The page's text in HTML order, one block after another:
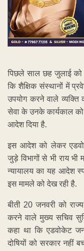
पिछले साल छह जुलाई
कि शैक्षिक संस्थानों में
उपयोग करने वाले व्यक्ति
सेवा के उनके कार्यकाल को
आदेश दिया है.
इस आदेश को लेकर
जुड़े विभागों से भी राय भी
न्यायालय का यह आदेश
इस मामले को देख रही है.
बीती 20 जनवरी को
करने वाले मुख्य सचिव
कहा था कि एडवोकेट
दोषियों को सरकार नहीं